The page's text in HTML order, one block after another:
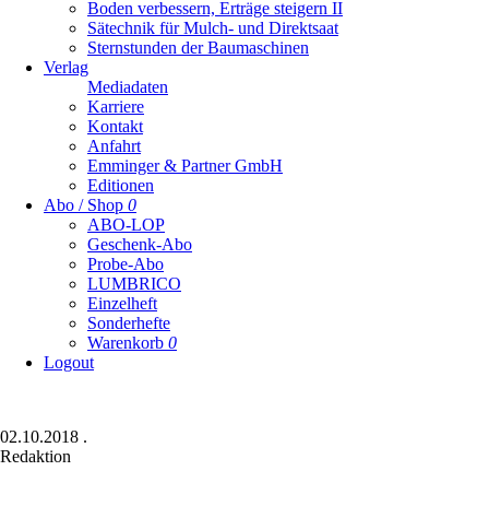
Boden verbessern, Erträge steigern II
Sätechnik für Mulch- und Direktsaat
Sternstunden der Baumaschinen
Verlag
Mediadaten
Karriere
Kontakt
Anfahrt
Emminger & Partner GmbH
Editionen
Abo / Shop 0
ABO-LOP
Geschenk-Abo
Probe-Abo
LUMBRICO
Einzelheft
Sonderhefte
Warenkorb 0
Logout
02.10.2018 .
Redaktion